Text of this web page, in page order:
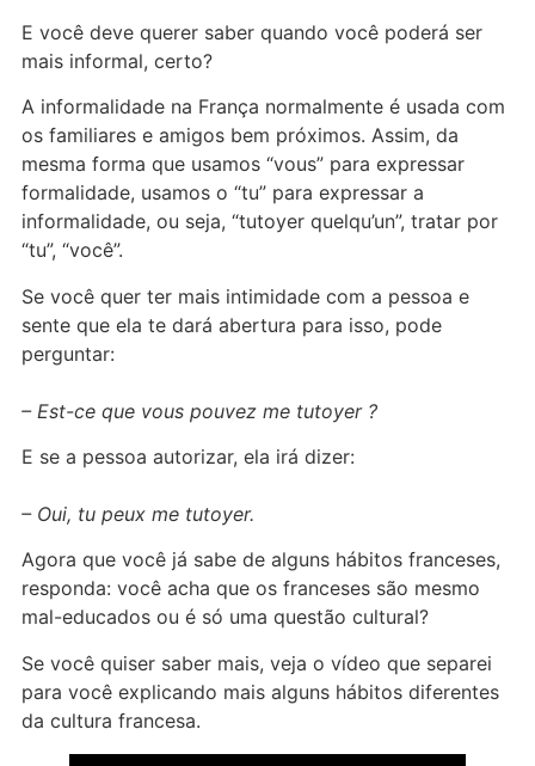
E você deve querer saber quando você poderá ser
mais informal, certo?
A informalidade na França normalmente é usada com
os familiares e amigos bem próximos. Assim, da
mesma forma que usamos “vous” para expressar
formalidade, usamos o “tu” para expressar a
informalidade, ou seja, “tutoyer quelqu’un”, tratar por
“tu”, “você”.
Se você quer ter mais intimidade com a pessoa e
sente que ela te dará abertura para isso, pode
perguntar:
– Est-ce que vous pouvez me tutoyer ?
E se a pessoa autorizar, ela irá dizer:
– Oui, tu peux me tutoyer.
Agora que você já sabe de alguns hábitos franceses,
responda: você acha que os franceses são mesmo
mal-educados ou é só uma questão cultural?
Se você quiser saber mais, veja o vídeo que separei
para você explicando mais alguns hábitos diferentes
da cultura francesa.